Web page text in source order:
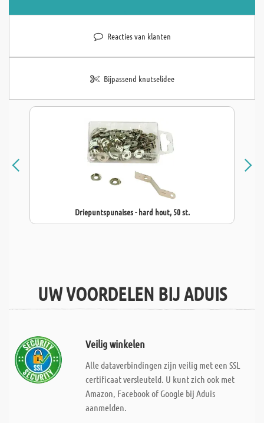
Reacties van klanten
Bijpassend knutselidee
Driepuntspunaises - hard hout, 50 st.
UW VOORDELEN BIJ ADUIS
Veilig winkelen
Alle dataverbindingen zijn veilig met een SSL
certificaat versleuteld. U kunt zich ook met
Amazon, Facebook of Google bij Aduis
aanmelden.